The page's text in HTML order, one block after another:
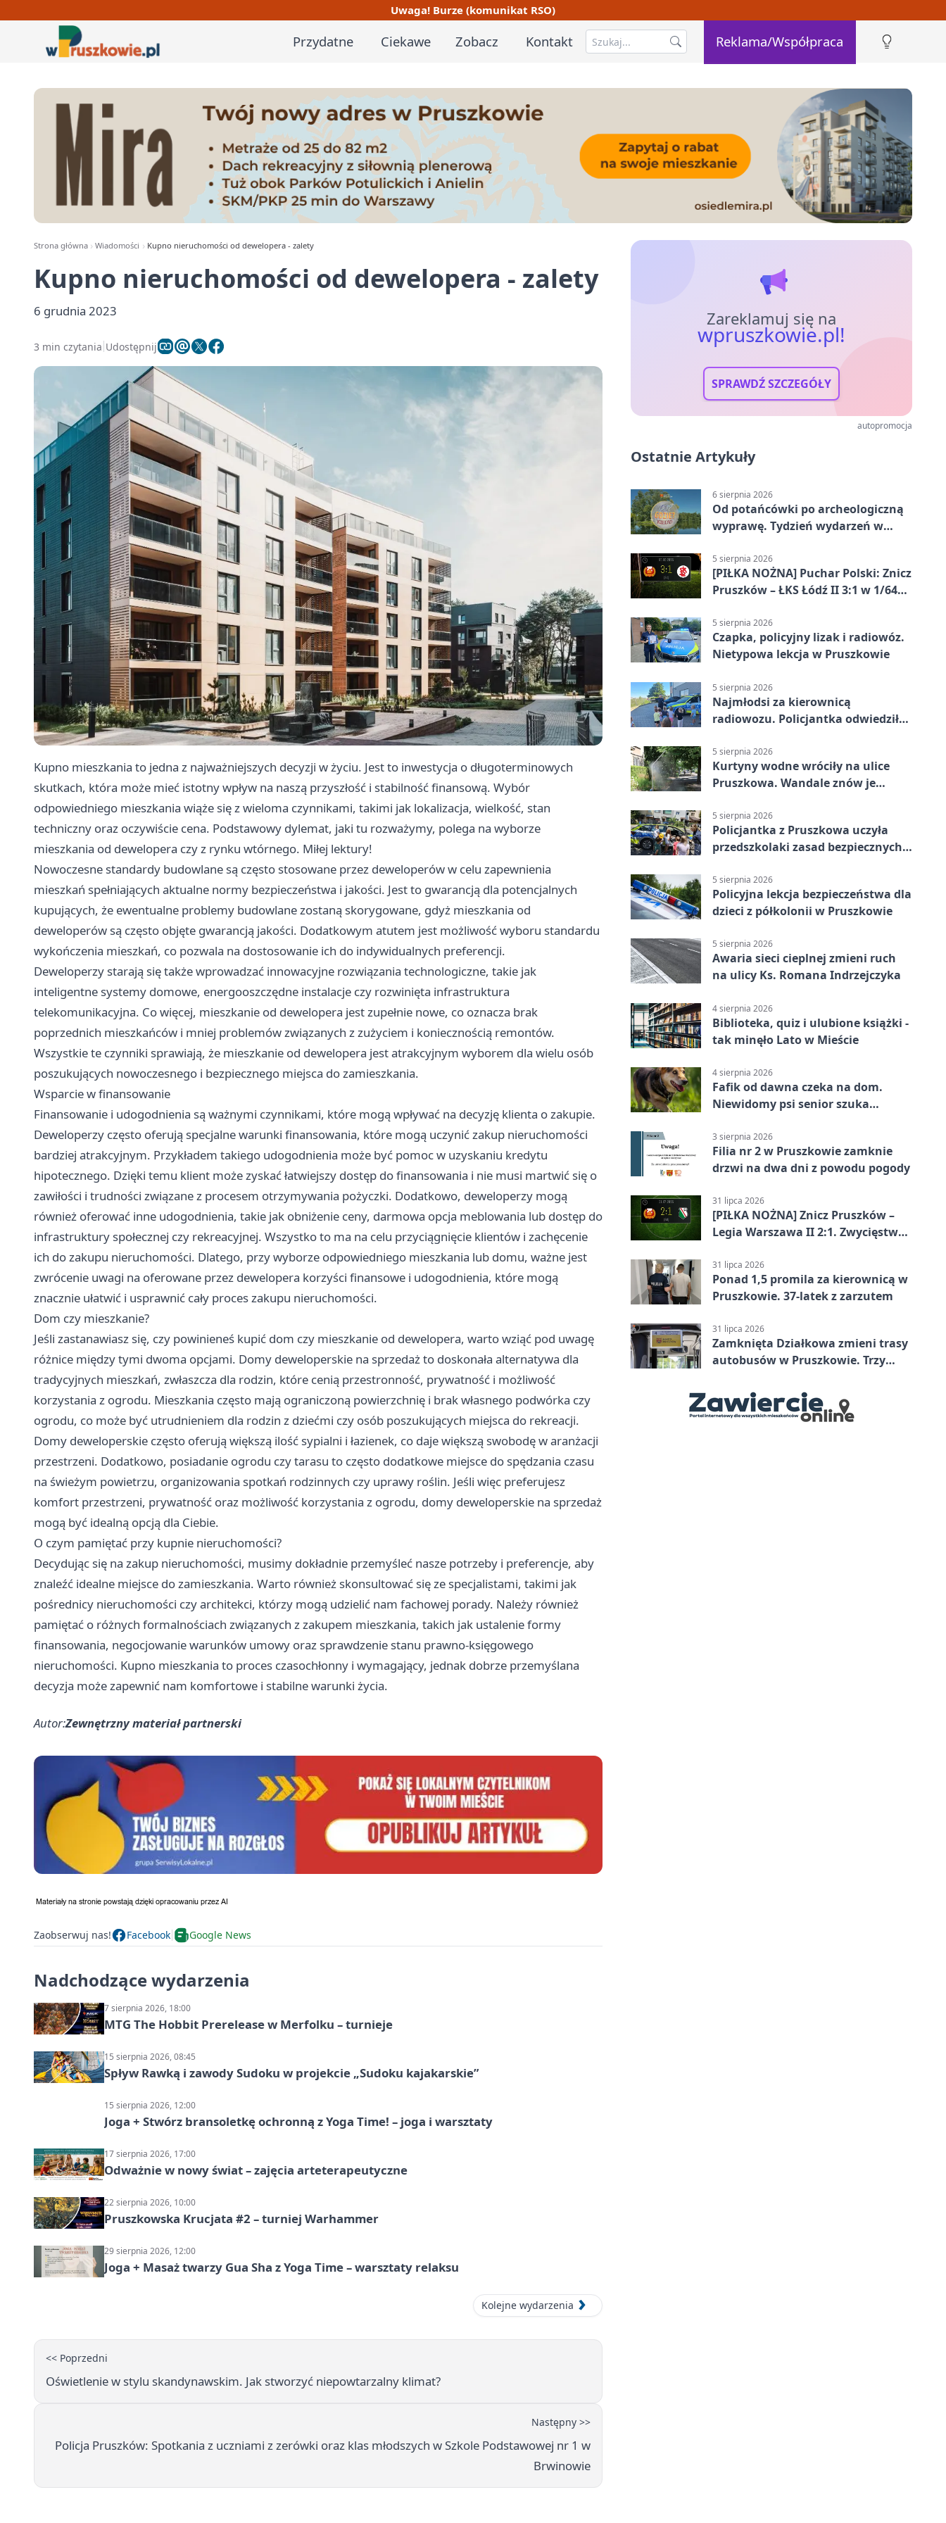
Uwaga! Burze (komunikat RSO)
Przydatne Ciekawe Zobacz Kontakt Reklama/Współpraca
Strona główna Wiadomości Kupno nieruchomości od dewelopera - zalety
Kupno nieruchomości od dewelopera - zalety
6 grudnia 2023
3 min czytania Udostępnij
Kupno mieszkania to jedna z najważniejszych decyzji w życiu. Jest to inwestycja o długoterminowych
skutkach, która może mieć istotny wpływ na naszą przyszłość i stabilność finansową. Wybór
odpowiedniego mieszkania wiąże się z wieloma czynnikami, takimi jak lokalizacja, wielkość, stan
techniczny oraz oczywiście cena. Podstawowy dylemat, jaki tu rozważymy, polega na wyborze
mieszkania od dewelopera czy z rynku wtórnego. Miłej lektury!
Nowoczesne standardy budowlane są często stosowane przez deweloperów w celu zapewnienia
mieszkań spełniających aktualne normy bezpieczeństwa i jakości. Jest to gwarancją dla potencjalnych
kupujących, że ewentualne problemy budowlane zostaną skorygowane, gdyż mieszkania od
deweloperów są często objęte gwarancją jakości. Dodatkowym atutem jest możliwość wyboru standardu
wykończenia mieszkań, co pozwala na dostosowanie ich do indywidualnych preferencji.
Deweloperzy starają się także wprowadzać innowacyjne rozwiązania technologiczne, takie jak
inteligentne systemy domowe, energooszczędne instalacje czy rozwinięta infrastruktura
telekomunikacyjna. Co więcej, mieszkanie od dewelopera jest zupełnie nowe, co oznacza brak
poprzednich mieszkańców i mniej problemów związanych z zużyciem i koniecznością remontów.
Wszystkie te czynniki sprawiają, że mieszkanie od dewelopera jest atrakcyjnym wyborem dla wielu osób
poszukujących nowoczesnego i bezpiecznego miejsca do zamieszkania.
Wsparcie w finansowanie
Finansowanie i udogodnienia są ważnymi czynnikami, które mogą wpływać na decyzję klienta o zakupie.
Deweloperzy często oferują specjalne warunki finansowania, które mogą uczynić zakup nieruchomości
bardziej atrakcyjnym. Przykładem takiego udogodnienia może być pomoc w uzyskaniu kredytu
hipotecznego. Dzięki temu klient może zyskać łatwiejszy dostęp do finansowania i nie musi martwić się o
zawiłości i trudności związane z procesem otrzymywania pożyczki. Dodatkowo, deweloperzy mogą
również oferować inne udogodnienia, takie jak obniżenie ceny, darmowa opcja meblowania lub dostęp do
infrastruktury społecznej czy rekreacyjnej. Wszystko to ma na celu przyciągnięcie klientów i zachęcenie
ich do zakupu nieruchomości. Dlatego, przy wyborze odpowiedniego mieszkania lub domu, ważne jest
zwrócenie uwagi na oferowane przez dewelopera korzyści finansowe i udogodnienia, które mogą
znacznie ułatwić i usprawnić cały proces zakupu nieruchomości.
Dom czy mieszkanie?
Jeśli zastanawiasz się, czy powinieneś kupić dom czy mieszkanie od dewelopera, warto wziąć pod uwagę
różnice między tymi dwoma opcjami. Domy deweloperskie na sprzedaż to doskonała alternatywa dla
tradycyjnych mieszkań, zwłaszcza dla rodzin, które cenią przestronność, prywatność i możliwość
korzystania z ogrodu. Mieszkania często mają ograniczoną powierzchnię i brak własnego podwórka czy
ogrodu, co może być utrudnieniem dla rodzin z dziećmi czy osób poszukujących miejsca do rekreacji.
Domy deweloperskie często oferują większą ilość sypialni i łazienek, co daje większą swobodę w aranżacji
przestrzeni. Dodatkowo, posiadanie ogrodu czy tarasu to często dodatkowe miejsce do spędzania czasu
na świeżym powietrzu, organizowania spotkań rodzinnych czy uprawy roślin. Jeśli więc preferujesz
komfort przestrzeni, prywatność oraz możliwość korzystania z ogrodu, domy deweloperskie na sprzedaż
mogą być idealną opcją dla Ciebie.
O czym pamiętać przy kupnie nieruchomości?
Decydując się na zakup nieruchomości, musimy dokładnie przemyśleć nasze potrzeby i preferencje, aby
znaleźć idealne miejsce do zamieszkania. Warto również skonsultować się ze specjalistami, takimi jak
pośrednicy nieruchomości czy architekci, którzy mogą udzielić nam fachowej porady. Należy również
pamiętać o różnych formalnościach związanych z zakupem mieszkania, takich jak ustalenie formy
finansowania, negocjowanie warunków umowy oraz sprawdzenie stanu prawno-księgowego
nieruchomości. Kupno mieszkania to proces czasochłonny i wymagający, jednak dobrze przemyślana
decyzja może zapewnić nam komfortowe i stabilne warunki życia.
Autor:Zewnętrzny materiał partnerski
Zaobserwuj nas! Facebook Google News
Nadchodzące wydarzenia
7 sierpnia 2026, 18:00
MTG The Hobbit Prerelease w Merfolku – turnieje
15 sierpnia 2026, 08:45
Spływ Rawką i zawody Sudoku w projekcie „Sudoku kajakarskie”
15 sierpnia 2026, 12:00
Joga + Stwórz bransoletkę ochronną z Yoga Time! – joga i warsztaty
17 sierpnia 2026, 17:00
Odważnie w nowy świat – zajęcia arteterapeutyczne
22 sierpnia 2026, 10:00
Pruszkowska Krucjata #2 – turniej Warhammer
29 sierpnia 2026, 12:00
Joga + Masaż twarzy Gua Sha z Yoga Time – warsztaty relaksu
Kolejne wydarzenia
<< Poprzedni
Oświetlenie w stylu skandynawskim. Jak stworzyć niepowtarzalny klimat?
Następny >>
Policja Pruszków: Spotkania z uczniami z zerówki oraz klas młodszych w Szkole Podstawowej nr 1 w
Brwinowie
Zareklamuj się na
wpruszkowie.pl!
SPRAWDŹ SZCZEGÓŁY
autopromocja
Ostatnie Artykuły
6 sierpnia 2026
Od potańcówki po archeologiczną
wyprawę. Tydzień wydarzeń w
5 sierpnia 2026
[PIŁKA NOŻNA] Puchar Polski: Znicz
Pruszków – ŁKS Łódź II 3:1 w 1/64
5 sierpnia 2026
Czapka, policyjny lizak i radiowóz.
Nietypowa lekcja w Pruszkowie
5 sierpnia 2026
Najmłodsi za kierownicą
radiowozu. Policjantka odwiedziła
5 sierpnia 2026
Kurtyny wodne wróciły na ulice
Pruszkowa. Wandale znów je
5 sierpnia 2026
Policjantka z Pruszkowa uczyła
przedszkolaki zasad bezpiecznych
5 sierpnia 2026
Policyjna lekcja bezpieczeństwa dla
dzieci z półkolonii w Pruszkowie
5 sierpnia 2026
Awaria sieci cieplnej zmieni ruch
na ulicy Ks. Romana Indrzejczyka
4 sierpnia 2026
Biblioteka, quiz i ulubione książki -
tak minęło Lato w Mieście
4 sierpnia 2026
Fafik od dawna czeka na dom.
Niewidomy psi senior szuka
3 sierpnia 2026
Filia nr 2 w Pruszkowie zamknie
drzwi na dwa dni z powodu pogody
31 lipca 2026
[PIŁKA NOŻNA] Znicz Pruszków –
Legia Warszawa II 2:1. Zwycięstwo
minucie
31 lipca 2026
Ponad 1,5 promila za kierownicą w
Pruszkowie. 37-latek z zarzutem
31 lipca 2026
Zamknięta Działkowa zmieni trasy
autobusów w Pruszkowie. Trzy